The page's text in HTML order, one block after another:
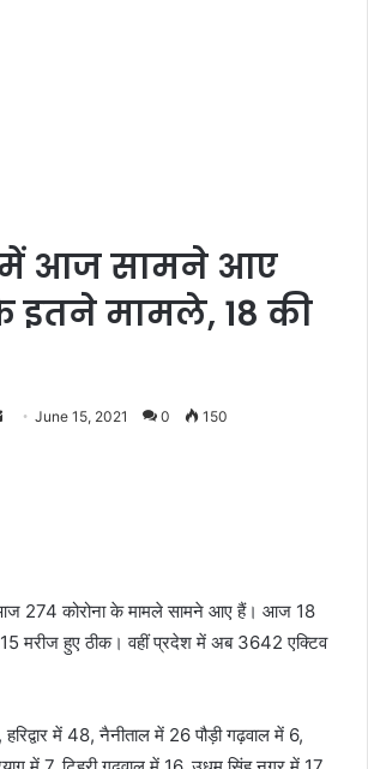
में आज सामने आए
इतने मामले, 18 की
SendJune 15, 2021 0 150
274 कोरोना के मामले सामने आए हैं। आज 18
मरीज हुए ठीक। वहीं प्रदेश में अब 3642 एक्टिव
में 48, नैनीताल में 26 पौड़ी गढ़वाल में 6,